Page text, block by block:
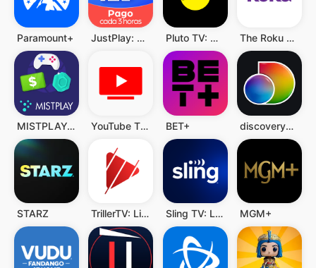
Paramount+ JustPlay: Earn Money or Donate Pluto TV: Watch Free Movies/TV The Roku App (Official)
MISTPLAY: Play to Earn Money YouTube TV: Live TV & more BET+ discovery+ | Stream TV Shows
STARZ TrillerTV: Live Sports Sling TV: Live TV + Freestream MGM+